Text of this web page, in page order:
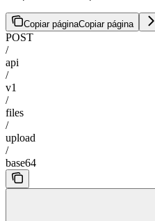
Copiar páginaCopiar página
POST
/
api
/
v1
/
files
/
upload
/
base64